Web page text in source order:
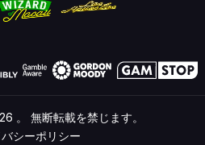
。 無断転載を禁じます。
シーポリシー